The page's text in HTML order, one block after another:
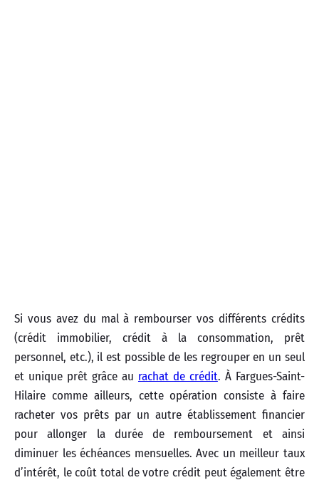
Si vous avez du mal à rembourser vos différents crédits
(crédit immobilier, crédit à la consommation, prêt
personnel, etc.), il est possible de les regrouper en un seul
et unique prêt grâce au rachat de crédit. À Fargues-Saint-
Hilaire comme ailleurs, cette opération consiste à faire
racheter vos prêts par un autre établissement financier
pour allonger la durée de remboursement et ainsi
diminuer les échéances mensuelles. Avec un meilleur taux
d’intérêt, le coût total de votre crédit peut également être